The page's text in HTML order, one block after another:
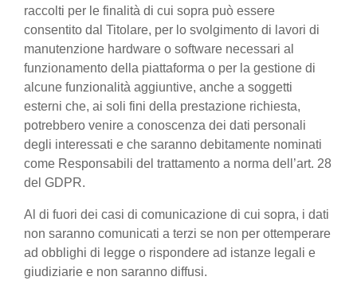
raccolti per le finalità di cui sopra può essere
consentito dal Titolare, per lo svolgimento di lavori di
manutenzione hardware o software necessari al
funzionamento della piattaforma o per la gestione di
alcune funzionalità aggiuntive, anche a soggetti
esterni che, ai soli fini della prestazione richiesta,
potrebbero venire a conoscenza dei dati personali
degli interessati e che saranno debitamente nominati
come Responsabili del trattamento a norma dell’art. 28
del GDPR.
Al di fuori dei casi di comunicazione di cui sopra, i dati
non saranno comunicati a terzi se non per ottemperare
ad obblighi di legge o rispondere ad istanze legali e
giudiziarie e non saranno diffusi.